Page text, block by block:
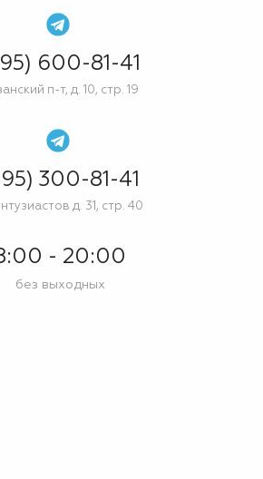
600-81-41
п-т, д. 10, стр. 19
300-81-41
д. 31, стр. 40
- 20:00
без выходных